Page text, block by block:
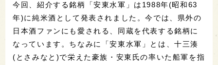
今回、紹介する銘柄「安東水軍」は1988年(昭和63
年)に純米酒として発表されました。今では、県外の
日本酒ファンにも愛される、同蔵を代表する銘柄に
なっています。ちなみに「安東水軍」とは、十三湊
(とさみなと)で栄えた豪族・安東氏の率いた船軍を指